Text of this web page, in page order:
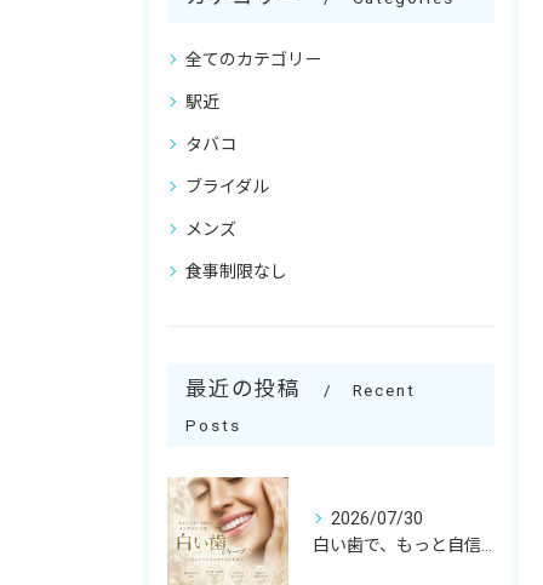
全てのカテゴリー
駅近
タバコ
ブライダル
メンズ
食事制限なし
最近の投稿
Recent
Posts
2026/07/30